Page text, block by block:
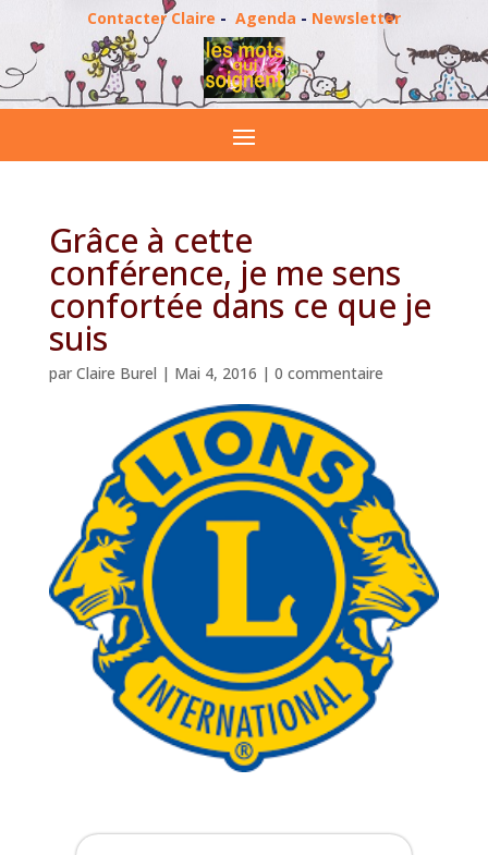
Contacter Claire - Agenda - Newsletter
Grâce à cette
conférence, je me sens
confortée dans ce que je
suis
par Claire Burel | Mai 4, 2016 | 0 commentaire